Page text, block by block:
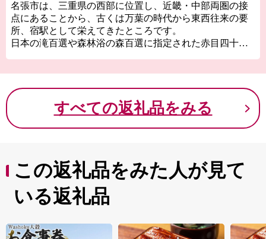
名張市は、三重県の西部に位置し、近畿・中部両圏の接
点にあることから、古くは万葉の時代から東西往来の要
所、宿駅として栄えてきたところです。
日本の滝百選や森林浴の森百選に指定された赤目四十八
んネコちゃんのペット用品も充実しております。頑張る
「ふるさと名張」への応援、よろしくお願いいたしま
すべての返礼品をみる
この返礼品をみた人が見て
いる返礼品